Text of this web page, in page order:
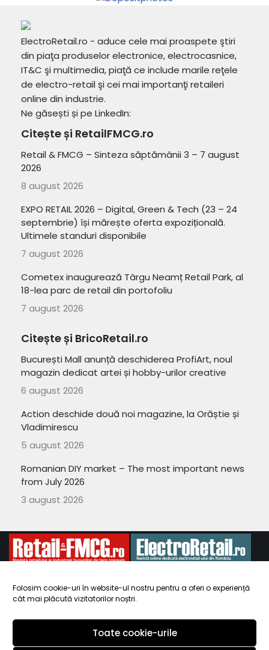
Folosim cookie-uri în website-ul nostru pentru a oferi o experiență
cât mai plăcută vizitatorilor noștri.
Toate cookie-urile
ElectroRetail.ro - aduce cele mai proaspete ştiri
din piaţa produselor electronice, electrocasnice,
IT&C şi multimedia, piaţă ce include marile reţele
de electro-retail şi cei mai importanţi retaileri
online din industrie.
Ne găsești și pe LinkedIn:
Citește și RetailFMCG.ro
Retail & FMCG – Sinteza săptămânii 3 – 7 august
2026
8 august 2026
EXPO RETAIL 2026 – Digital, Green & Tech (23 – 24
septembrie) își mărește oferta expozițională.
Ultimele standuri disponibile
7 august 2026
Cometex inaugurează Târgu Neamț Retail Park, al
18-lea parc de retail din portofoliu
7 august 2026
Citește și BricoRetail.ro
București Mall anunță deschiderea ProfiArt, noul
magazin dedicat artei și hobby-urilor creative
6 august 2026
Action deschide două noi magazine, la Orăștie și
Vladimirescu
5 august 2026
Romanian DIY market – The most important news
from July 2026
3 august 2026
site-ului.